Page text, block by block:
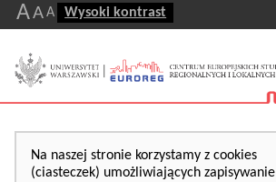
AA A Wysoki kontrast
Na naszej stronie korzystamy z cookies
(ciasteczek) umożliwiających zapisywanie